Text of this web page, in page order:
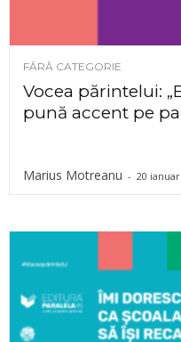
FĂRĂ CATEGORIE
Vocea părintelui:
pună accent pe
Marius Motreanu - 20